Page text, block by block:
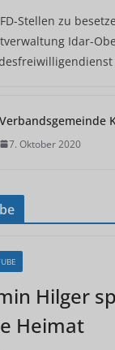
Stellen zu
Idar-
Verbandsgemeinde
7. Oktober 2020
Hilger
Heimat